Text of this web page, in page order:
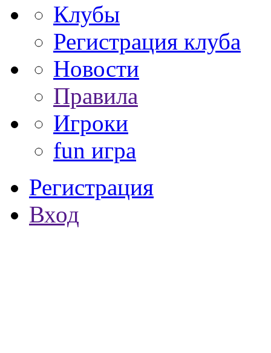
Клубы
Регистрация клуба
Новости
Правила
Игроки
fun игра
Регистрация
Вход